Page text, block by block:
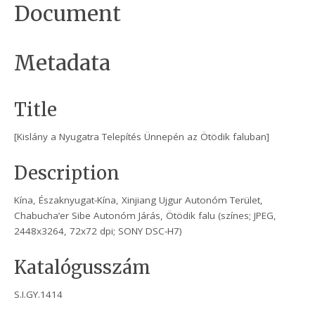
Document
Metadata
Title
[Kislány a Nyugatra Telepítés Ünnepén az Ötödik faluban]
Description
Kína, Északnyugat-Kína, Xinjiang Ujgur Autonóm Terület,
Chabucha’er Sibe Autonóm Járás, Ötödik falu (színes; JPEG,
2448x3264, 72x72 dpi; SONY DSC-H7)
Katalógusszám
S.I.GY.1414